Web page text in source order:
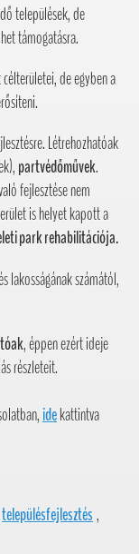
települések, de
támogatásra.
de egyben a
Létrehozhatóak
partvédőművek.
fejlesztése nem
is helyet kapott a
park rehabilitációja.
lakosságának számától,
, éppen ezért ideje
részleteit.
idekattintva
településfejlesztés,